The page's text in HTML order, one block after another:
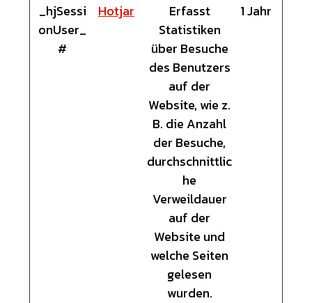
_hjSessi
onUser_
#
Hotjar
Erfasst
Statistiken
über Besuche
des Benutzers
auf der
Website, wie z.
B. die Anzahl
der Besuche,
durchschnittlic
he
Verweildauer
auf der
Website und
welche Seiten
gelesen
wurden.
1 Jahr